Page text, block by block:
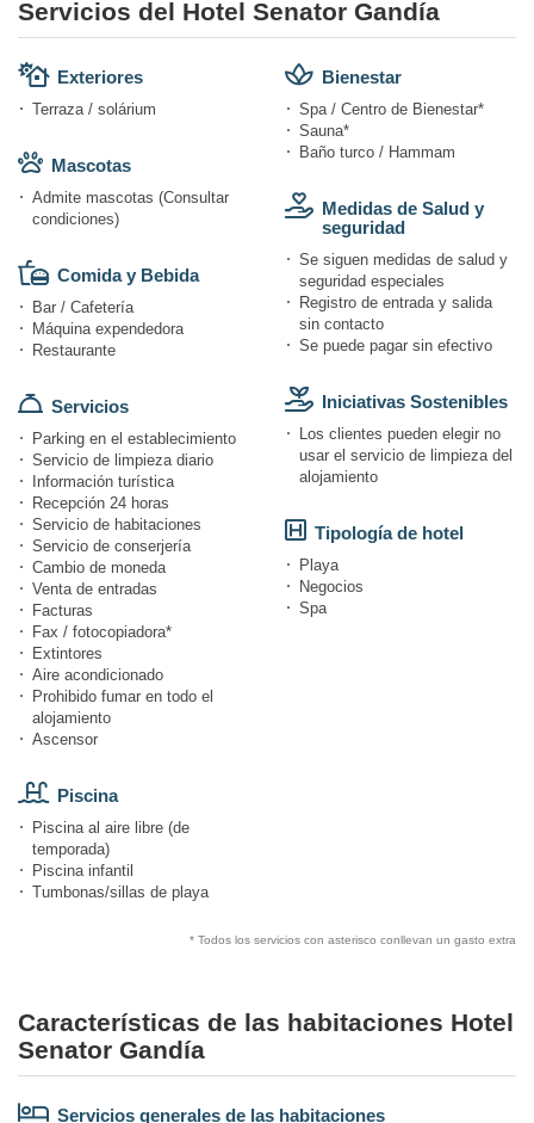
Servicios del Hotel Senator Gandía
Exteriores
Terraza / solárium
Mascotas
Admite mascotas (Consultar
condiciones)
Comida y Bebida
Bar / Cafetería
Máquina expendedora
Restaurante
Servicios
Parking en el establecimiento
Servicio de limpieza diario
Información turística
Recepción 24 horas
Servicio de habitaciones
Servicio de conserjería
Cambio de moneda
Venta de entradas
Facturas
Fax / fotocopiadora*
Extintores
Aire acondicionado
Prohibido fumar en todo el
alojamiento
Ascensor
Piscina
Piscina al aire libre (de
temporada)
Piscina infantil
Tumbonas/sillas de playa
Bienestar
Spa / Centro de Bienestar*
Sauna*
Baño turco / Hammam
Medidas de Salud y
seguridad
Se siguen medidas de salud y
seguridad especiales
Registro de entrada y salida
sin contacto
Se puede pagar sin efectivo
Iniciativas Sostenibles
Los clientes pueden elegir no
usar el servicio de limpieza del
alojamiento
Tipología de hotel
Playa
Negocios
Spa
* Todos los servicios con asterisco conllevan un gasto extra
Características de las habitaciones Hotel
Senator Gandía
Servicios generales de las habitaciones